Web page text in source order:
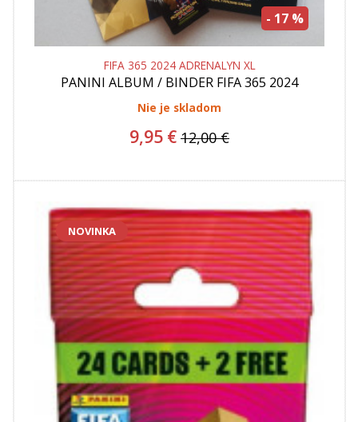
- 17 %
FIFA 365 2024 ADRENALYN XL
PANINIALBUM / BINDER FIFA 365 2024
Nie je skladom
9,95 € 12,00 €
NOVINKA